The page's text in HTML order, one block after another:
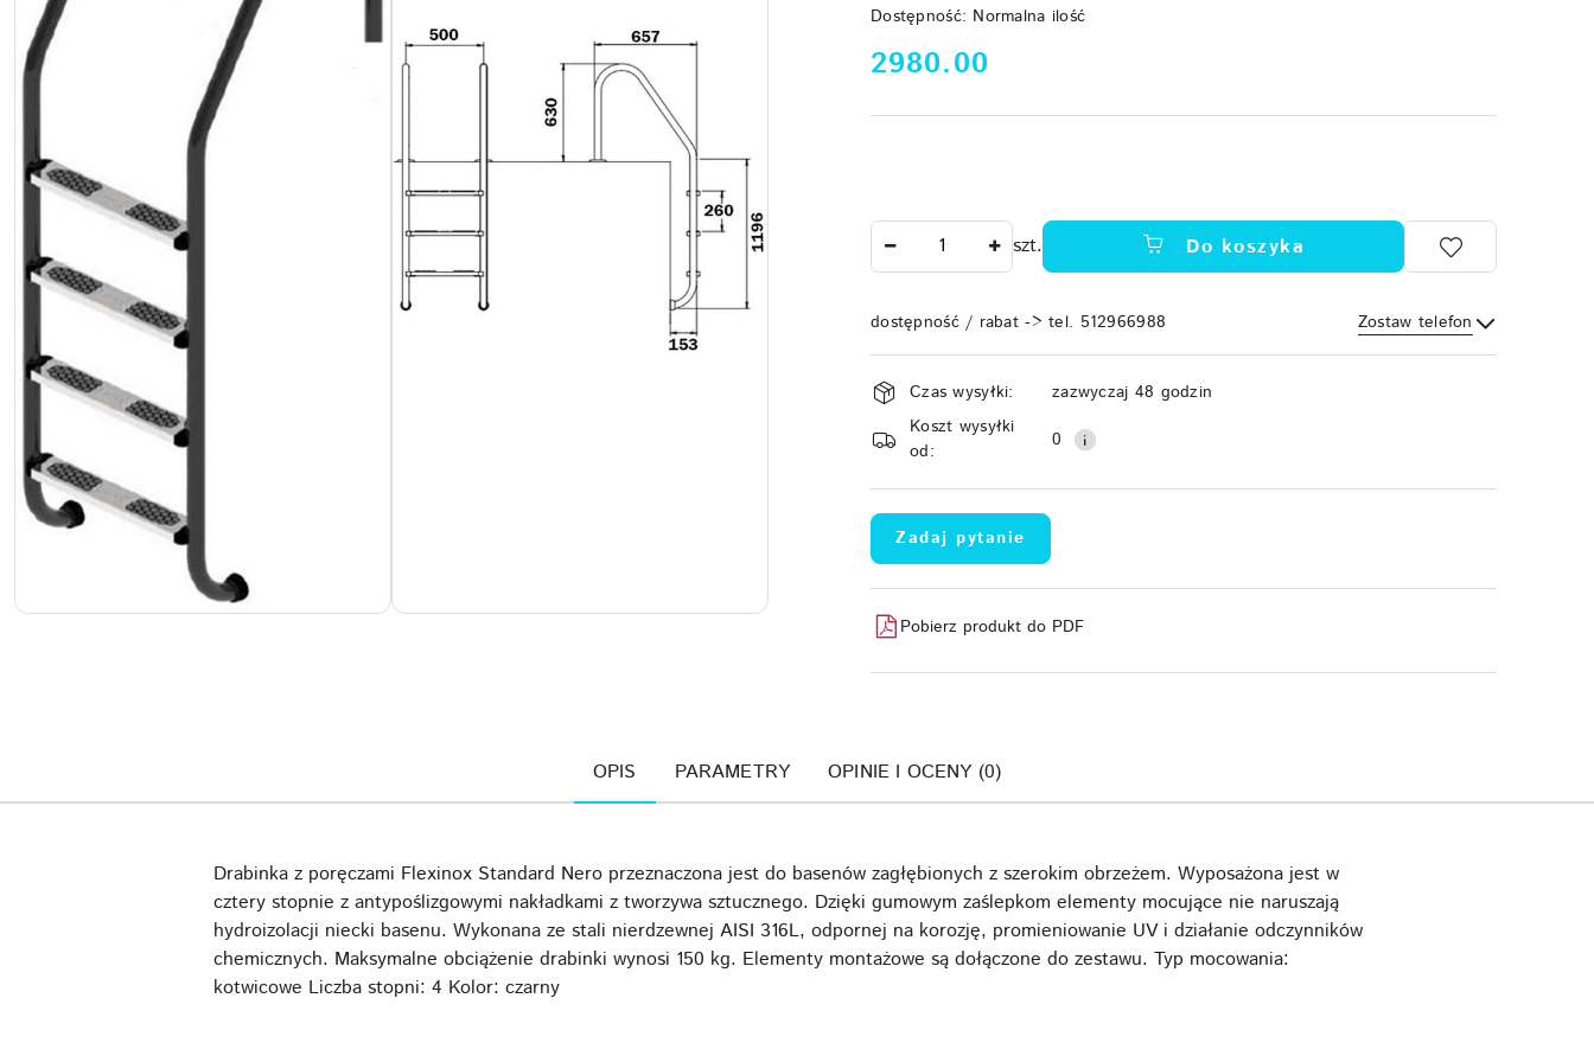
Dostępność: Normalna ilość
cena:
2980.00
szt. Do koszyka
dostępność / rabat -> tel. 512966988 Zostaw telefon
Wyślij
Dostępność
i
dostawa
Czas wysyłki:
zazwyczaj 48 godzin
Koszt wysyłki
od:
0
Zadaj pytanie
Pobierz produkt do PDF
OPIS PARAMETRY OPINIE I OCENY (0)
Drabinka z poręczami Flexinox Standard Nero przeznaczona jest do basenów zagłębionych z szerokim obrzeżem. Wyposażona jest w
cztery stopnie z antypoślizgowymi nakładkami z tworzywa sztucznego. Dzięki gumowym zaślepkom elementy mocujące nie naruszają
hydroizolacji niecki basenu. Wykonana ze stali nierdzewnej AISI 316L, odpornej na korozję, promieniowanie UV i działanie odczynników
chemicznych. Maksymalne obciążenie drabinki wynosi 150 kg. Elementy montażowe są dołączone do zestawu. Typ mocowania:
kotwicowe Liczba stopni: 4 Kolor: czarny